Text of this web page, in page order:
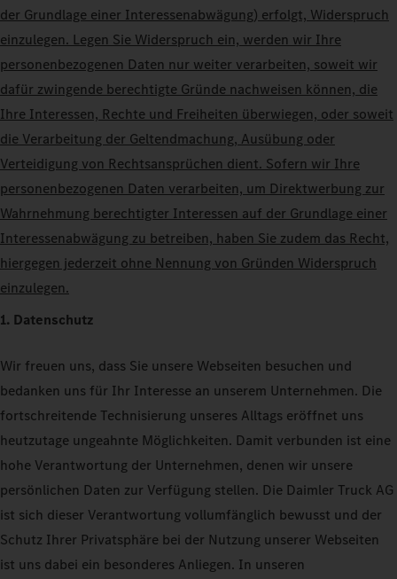
der Grundlage einer Interessenabwägung) erfolgt, Widerspruch
einzulegen. Legen Sie Widerspruch ein, werden wir Ihre
personenbezogenen Daten nur weiter verarbeiten, soweit wir
dafür zwingende berechtigte Gründe nachweisen können, die
Ihre Interessen, Rechte und Freiheiten überwiegen, oder soweit
die Verarbeitung der Geltendmachung, Ausübung oder
Verteidigung von Rechtsansprüchen dient. Sofern wir Ihre
personenbezogenen Daten verarbeiten, um Direktwerbung zur
Wahrnehmung berechtigter Interessen auf der Grundlage einer
Interessenabwägung zu betreiben, haben Sie zudem das Recht,
hiergegen jederzeit ohne Nennung von Gründen Widerspruch
einzulegen.
1. Datenschutz
Wir freuen uns, dass Sie unsere Webseiten besuchen und
bedanken uns für Ihr Interesse an unserem Unternehmen. Die
fortschreitende Technisierung unseres Alltags eröffnet uns
heutzutage ungeahnte Möglichkeiten. Damit verbunden ist eine
hohe Verantwortung der Unternehmen, denen wir unsere
persönlichen Daten zur Verfügung stellen. Die Daimler Truck AG
ist sich dieser Verantwortung vollumfänglich bewusst und der
Schutz Ihrer Privatsphäre bei der Nutzung unserer Webseiten
ist uns dabei ein besonderes Anliegen. In unseren